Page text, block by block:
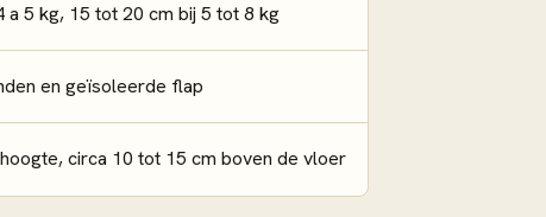
5 kg, 15 tot 20 cm bij 5 tot 8 kg
en geïsoleerde flap
circa 10 tot 15 cm boven de vloer